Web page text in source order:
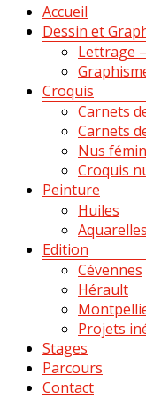
MenuAccueil
Dessin et
Lettrage
Croquis
Carnets
Carnets
Nus
Croquis
Peinture
Huiles
Aquarelles
Edition
Cévennes
Hérault
Projets
Stages
Parcours
Contact